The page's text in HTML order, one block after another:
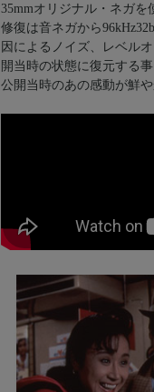
35mmオリジナル・ネガ
修復は音ネガから
因によるノイズ、レベル
開当時の状態に復元する
公開当時のあの感動が鮮